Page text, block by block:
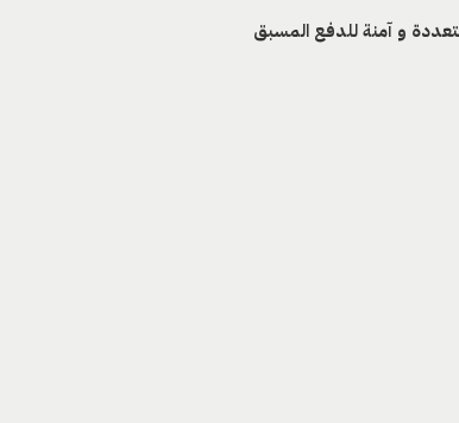
و آمنة للدفع المسبق